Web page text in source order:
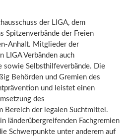
der LIGA, dem
Spitzenverbände der Freien
Anhalt. Mitglieder der
LIGA Verbänden auch
sowie Selbsthilfeverbände. Die
Behörden und Gremien des
und leistet einen
des
Bereich der legalen Suchtmittel.
länderübergreifenden Fachgremien
Schwerpunkte unter anderem auf